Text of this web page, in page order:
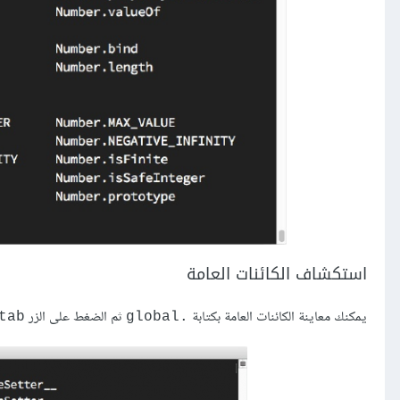
استكشاف الكائنات العامة
يمكنك معاينة الكائنات العامة بكتابة global.‎ ثم الضغط على الزر